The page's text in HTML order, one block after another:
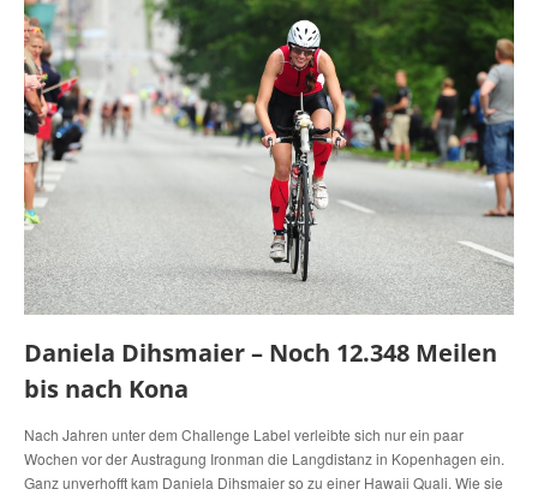
Daniela Dihsmaier – Noch 12.348 Meilen
bis nach Kona
Nach Jahren unter dem Challenge Label verleibte sich nur ein paar
Wochen vor der Austragung Ironman die Langdistanz in Kopenhagen ein.
Ganz unverhofft kam Daniela Dihsmaier so zu einer Hawaii Quali. Wie sie